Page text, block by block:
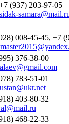
(937) 203-97-05
008-45-45, +7
376-38-00
783-51-01
403-80-32
468-22-33